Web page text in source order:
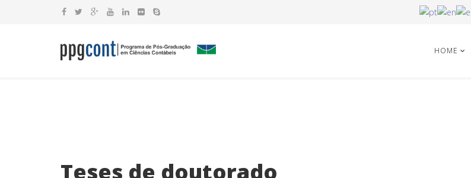
HOME
Teses de doutorado